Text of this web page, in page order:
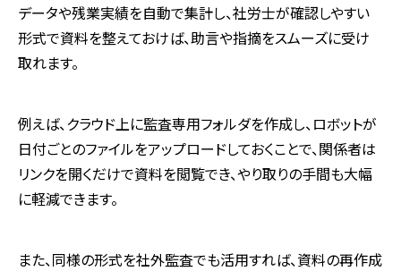
データや残業実績を自動で集計し、社労士が確認しやすい
形式で資料を整えておけば、助言や指摘をスムーズに受け
取れます。
例えば、クラウド上に監査専用フォルダを作成し、ロボットが
日付ごとのファイルをアップロードしておくことで、関係者は
リンクを開くだけで資料を閲覧でき、やり取りの手間も大幅
に軽減できます。
また、同様の形式を社外監査でも活用すれば、資料の再作成